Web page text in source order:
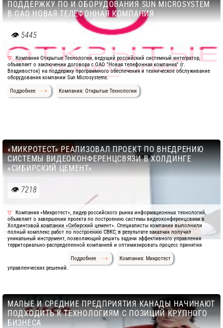
ПОДДЕРЖКУ ПО И ОБОРУДОВАНИЯ SUN MICROSYSTEM
В ОАО НОВАЯ ТЕЛЕФОННАЯ КОМПАНИЯ
5445
Компания Открытые Технологии, ведущий российский системный интегратор,
объявляет о заключении договора с ОАО "Новая телефонная компания" (г.
Владивосток) на поддержку программного обеспечения и техническое обслуживание
оборудования компании Sun Microsystems.
Подробнее Компания: Открытые Технологии
«МИКРОТЕСТ» РЕАЛИЗОВАЛ ПРОЕКТ ПО ВНЕДРЕНИЮ
СИСТЕМЫ ВИДЕОКОНФЕРЕНЦСВЯЗИ В ХОЛДИНГЕ
«СИБИРСКИЙ ЦЕМЕНТ»
7218
Компания «Микротест», лидер российского рынка информационных технологий,
объявляет о завершении проекта по построению системы видеоконференцсвязи в
Холдинговой компании «Сибирский цемент». Специалисты компании выполнили
полный комплекс работ по построению СВКС, в результате заказчик получил
уникальный инструмент, позволяющий решить задачи эффективного управления
территориально-распределенной компанией и оптимизировать процесс принятия
управленческих решений.
Подробнее Компания: Микротест
МАЛЫЕ И СРЕДНИЕ ПРЕДПРИЯТИЯ КАНАДЫ НАЧИНАЮТ
ПОДХОДИТЬ К ТЕХНОЛОГИЯМ С ПОЗИЦИЙ КРУПНОГО
БИЗНЕСА